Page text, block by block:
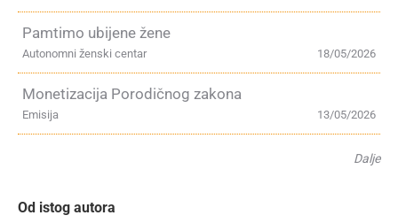
Pamtimo ubijene žene
18/05/2026
Autonomni ženski centar
Monetizacija Porodičnog zakona
13/05/2026
Emisija
Dalje
Od istog autora